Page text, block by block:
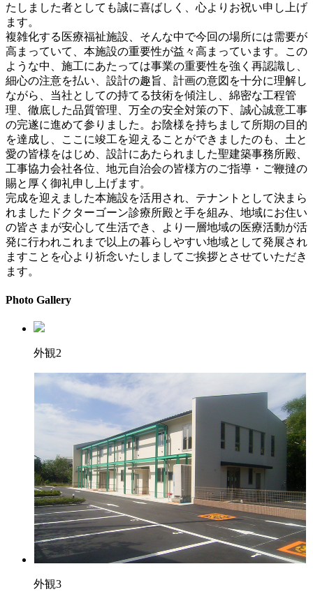
たしました者としても誠に喜ばしく、心よりお祝い申し上げ
ます。
複雑化する医療福祉施設、そんな中で今回の場所には需要が
高まっていて、本施設の重要性が益々高まっています。この
ような中、施工にあたっては事業の重要性を強く再認識し、
細心の注意を払い、設計の趣旨、計画の意図を十分に理解し
ながら、当社としての持てる技術を傾注し、綿密な工程管
理、徹底した品質管理、万全の安全対策の下、誠心誠意工事
の完遂に進めて参りました。お陰様を持ちまして所期の目的
を達成し、ここに竣工を迎えることができましたのも、土と
愛の皆様をはじめ、設計にあたられました聖建築事務所殿、
工事協力会社各位、地元自治会の皆様方のご指導・ご鞭撻の
賜と厚く御礼申し上げます。
完成を迎えました本施設を活用され、テナントとして決まら
れましたドクターゴーン診療所殿と手を組み、地域にお住い
の皆さまが安心して生活でき、より一層地域の医療活動が活
発に行われこれまで以上の暮らしやすい地域として発展され
ますことを心より祈念いたしましてご挨拶とさせていただき
ます。
Photo Gallery
外観2
外観3